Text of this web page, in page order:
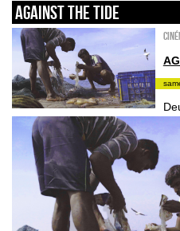
AGAINST THE TIDE